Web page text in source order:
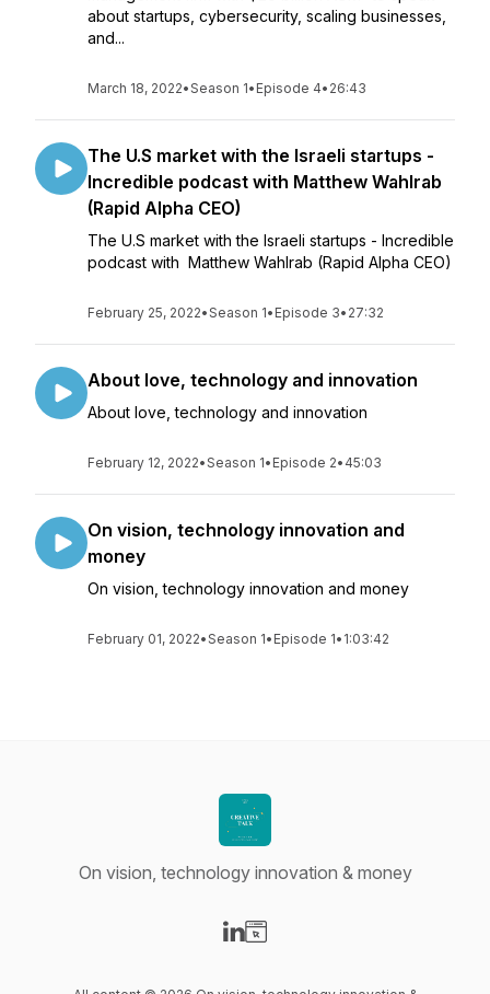
about startups, cybersecurity, scaling businesses,
and...
March 18, 2022•Season 1• Episode 4• 26:43
The U.S market with the Israeli startups -
Incredible podcast with Matthew Wahlrab
(Rapid Alpha CEO)
The U.S market with the Israeli startups - Incredible
podcast with Matthew Wahlrab (Rapid Alpha CEO)
February 25, 2022•Season 1• Episode 3• 27:32
About love, technology and innovation
About love, technology and innovation
February 12, 2022•Season 1• Episode 2• 45:03
On vision, technology innovation and
money
On vision, technology innovation and money
February 01, 2022•Season 1• Episode 1• 1:03:42
On vision, technology innovation & money